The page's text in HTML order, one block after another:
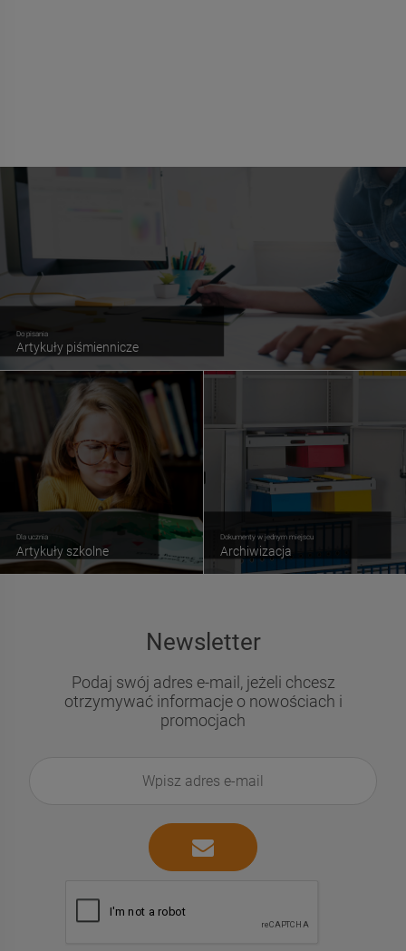
Do pisania
Artykuły piśmiennicze
Dla ucznia
Artykuły szkolne
Dokumenty w jednym miejscu
Archiwizacja
Newsletter
Podaj swój adres e-mail, jeżeli chcesz
otrzymywać informacje o nowościach i
promocjach